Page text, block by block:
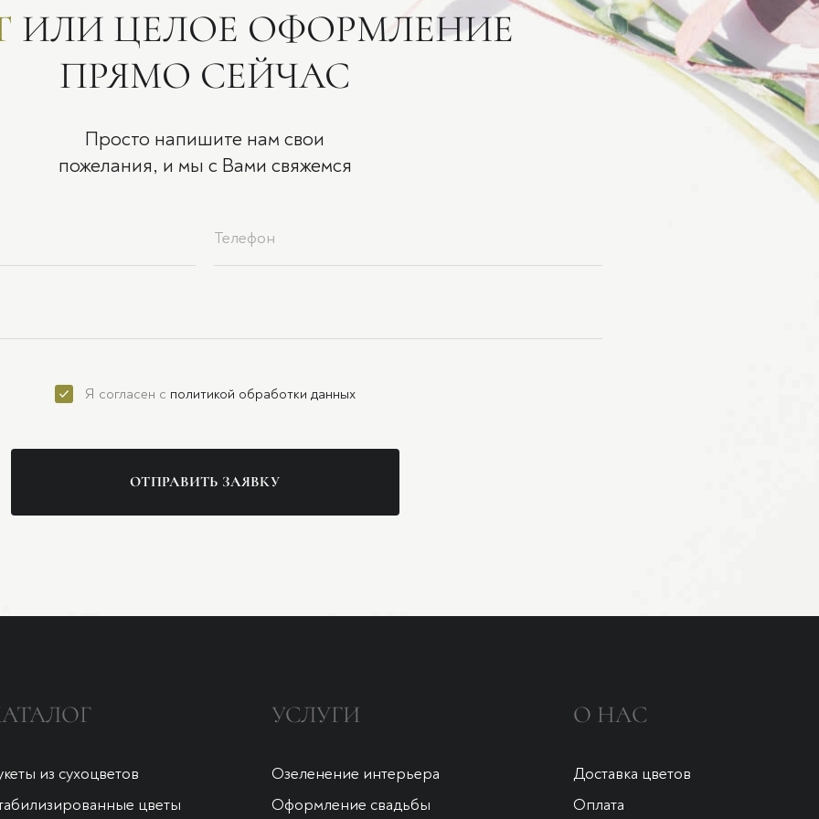
ИЛИ ЦЕЛОЕ ОФОРМЛЕНИЕ
ПРЯМО СЕЙЧАС
Просто напишите нам свои
пожелания, и мы с Вами свяжемся
Я согласен с политикой обработки данных
ОТПРАВИТЬ ЗАЯВКУ
из сухоцветов
цветы
УСЛУГИ
Озеленение интерьера
Оформление свадьбы
О НАС
Доставка цветов
Оплата